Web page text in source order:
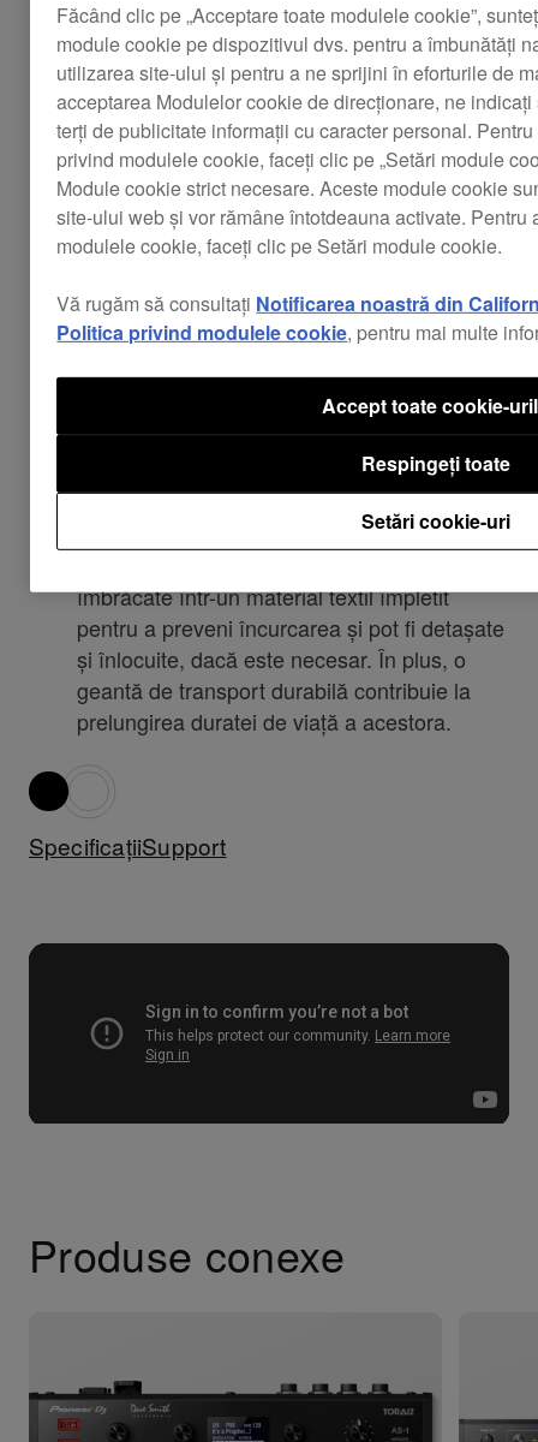
dintr-un driver dinamic cu o apertură mare,
de 9,4 mm și cu magneți de pământ rari,
pentru note profunde, bogate de bas și un
driver cu cursor, pentru sunet clar și
echilibrat pentru toate frecvențele.
Structura peste urechi este realizată din
rășină cu memoria formei, pentru a vă oferi o
potrivire confortabilă, chiar și pe perioade
Vârfurile elementelor auriculare din
poliuretan pentru urechi se livrează cu 3
dimensiuni, pentru a putea obține o potrivire
o anulare superbă a zgomotului
în orice mediu. Se asigură, de asemenea,
vârfurile elementelor auriculare din silicon și
vârfurile elementelor auriculare cu flanșă
îmbrăcate într-un material textil împletit
pentru a preveni încurcarea și pot fi detașate
și înlocuite, dacă este necesar. În plus, o
geantă de transport durabilă contribuie la
prelungirea duratei de viață a acestora.
SpecificațiiSupport
Produse conexe
Făcând clic pe „Acceptare toate modulele cookie”,
module cookie pe dispozitivul dvs. pentru a îmbunătăți
utilizarea site-ului și pentru a ne sprijini în eforturile de
acceptarea Modulelor cookie de direcționare, ne
terți de publicitate informații cu caracter personal.
privind modulele cookie, faceți clic pe „Setări module
Module cookie strict necesare. Aceste module cookie
site-ului web și vor rămâne întotdeauna activate.
modulele cookie, faceți clic pe Setări module cookie.
Vă rugăm să consultați Notificarea noastră din
Politica privind modulele cookie, pentru mai multe
Setări cookie-uri
Respingeți toate
Accept toate cookie-